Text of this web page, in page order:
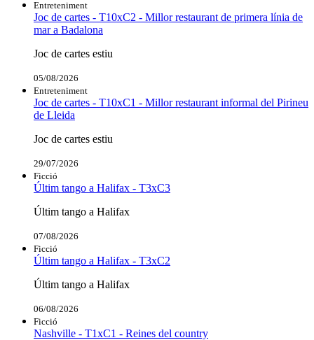
Entreteniment
Joc de cartes - T10xC2 - Millor restaurant de primera línia de
mar a Badalona
Joc de cartes estiu
05/08/2026
Entreteniment
Joc de cartes - T10xC1 - Millor restaurant informal del Pirineu
de Lleida
Joc de cartes estiu
29/07/2026
Ficció
Últim tango a Halifax - T3xC3
Últim tango a Halifax
07/08/2026
Ficció
Últim tango a Halifax - T3xC2
Últim tango a Halifax
06/08/2026
Ficció
Nashville - T1xC1 - Reines del country